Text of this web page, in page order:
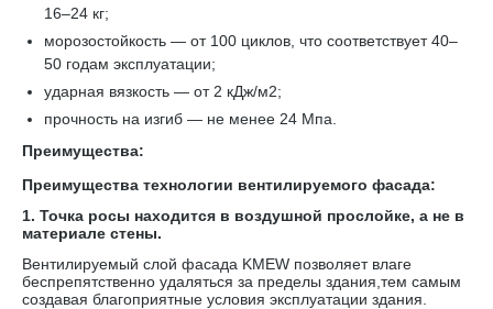
16–24 кг;
морозостойкость — от 100 циклов, что соответствует 40–
50 годам эксплуатации;
ударная вязкость — от 2 кДж/м2;
прочность на изгиб — не менее 24 Мпа.
Преимущества:
Преимущества технологии вентилируемого фасада:
1. Точка росы находится в воздушной прослойке, а не в
материале стены.
Вентилируемый слой фасада KMEW позволяет влаге
беспрепятственно удаляться за пределы здания,тем самым
создавая благоприятные условия эксплуатации здания.